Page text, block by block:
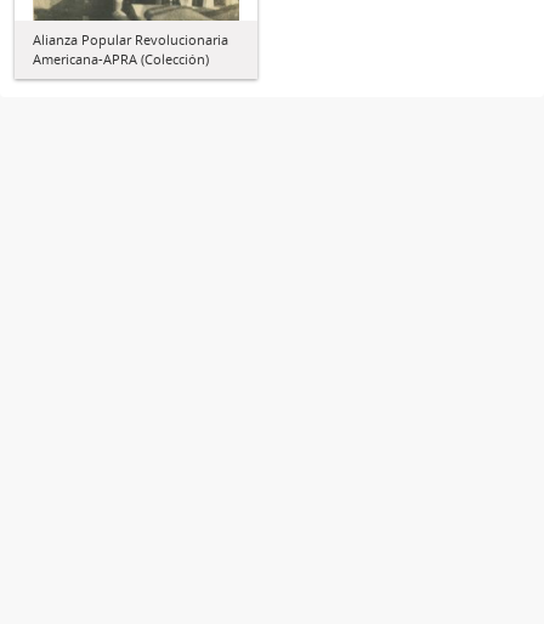
Alianza Popular Revolucionaria
Americana-APRA (Colección)